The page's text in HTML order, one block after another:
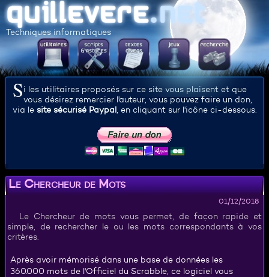
Techniques informatiques
Si les utilitaires proposés sur ce site vous plaisent et que
vous désirez remercier l'auteur, vous pouvez faire un don,
via le site sécurisé Paypal, en cliquant sur l'icône ci-dessous.
Le Chercheur de Mots
01/12/2018
Le Chercheur de mots vous permet, de façon rapide et
simple, de rechercher le ou les mots correspondants à vos
critères.
Après avoir mémorisé dans une base de données les
360.000 mots de l'Officiel du Scrabble, ce logiciel vous